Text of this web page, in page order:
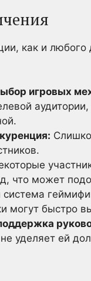
как и
игровых
что может
система
могут быстро
уделяет ей